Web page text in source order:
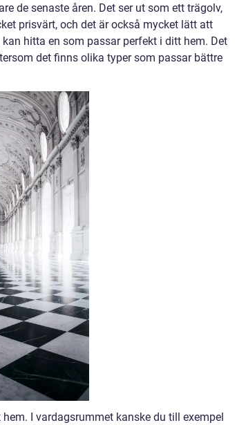
de senaste åren. Det ser ut som ett trägolv,
prisvärt, och det är också mycket lätt att
hitta en som passar perfekt i ditt hem. Det
det finns olika typer som passar bättre
I vardagsrummet kanske du till exempel